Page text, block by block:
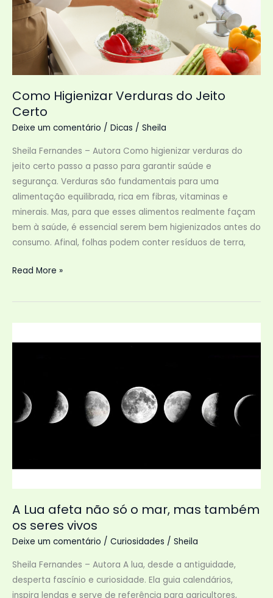
Como Higienizar Verduras do Jeito
Certo
Deixe um comentário / Dicas / Sheila
Sheila Fernandes – Autora Como higienizar verduras do
jeito certo passo a passo para garantir saúde e
segurança. Verduras são fundamentais para uma
alimentação equilibrada, rica em fibras, vitaminas e
minerais. Mas, para que esses alimentos realmente façam
bem à saúde, é essencial serem bem higienizados antes do
consumo. Afinal, folhas podem conter resíduos de terra,
Como
Verduras
Certo
Read More »
A Lua afeta não só o mar, mas também
os seres vivos
Deixe um comentário / Curiosidades / Sheila
Sheila Fernandes – Autora A lua, desde a antiguidade,
desperta fascínio e curiosidade. Ela guia calendários,
inspira lendas e serve de referência para agricultores,